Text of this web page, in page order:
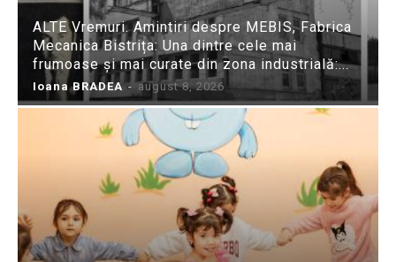
ALTE Vremuri. Amintiri despre MEBIS, Fabrica
Mecanica Bistrița: Una dintre cele mai
frumoase și mai curate din zona industrială:...
Ioana BRADEA - august 8, 2026